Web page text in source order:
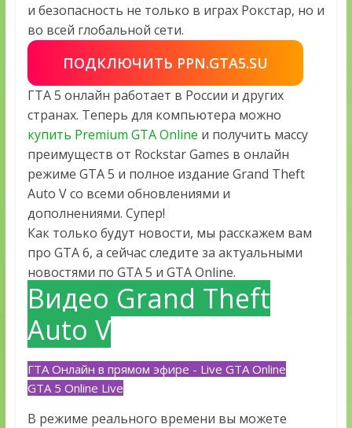
и безопасность не только в играх Рокстар, но и
во всей глобальной сети.
ПОДКЛЮЧИТЬ PPN.GTA5.SU
ГТА 5 онлайн работает в России и других
странах. Теперь для компьютера можно
купить Premium GTA Online и получить массу
преимуществ от Rockstar Games в онлайн
режиме GTA 5 и полное издание Grand Theft
Auto V со всеми обновлениями и
дополнениями. Супер!
Как только будут новости, мы расскажем вам
про GTA 6, а сейчас следите за актуальными
новостями по GTA 5 и GTA Online.
Видео Grand Theft
Auto V
ГТА Онлайн в прямом эфире - Live GTA Online
GTA 5 Online Live
В режиме реального времени вы можете